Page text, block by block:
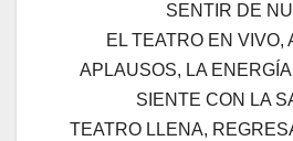
SENTIR DE
EL TEATRO EN VIVO,
APLAUSOS, LA
SIENTE CON LA
TEATRO LLENA,